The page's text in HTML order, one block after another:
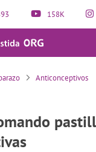
158K
Sangrado tomando pastillas anticonceptivas
Anticonceptivos